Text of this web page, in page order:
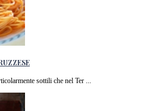
sottili che nel Ter ...